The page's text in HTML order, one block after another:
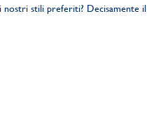
stili preferiti? Decisamente il